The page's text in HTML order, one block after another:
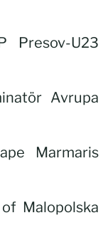
Presov-U23
Avrupa
Marmaris
Malopolska